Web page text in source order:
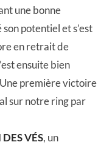
une bonne
potentiel et s’est
en retrait de
ensuite bien
première victoire
sur notre ring par
VÉS, un